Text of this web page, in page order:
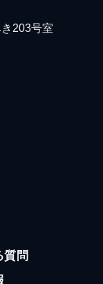
203号室
質問